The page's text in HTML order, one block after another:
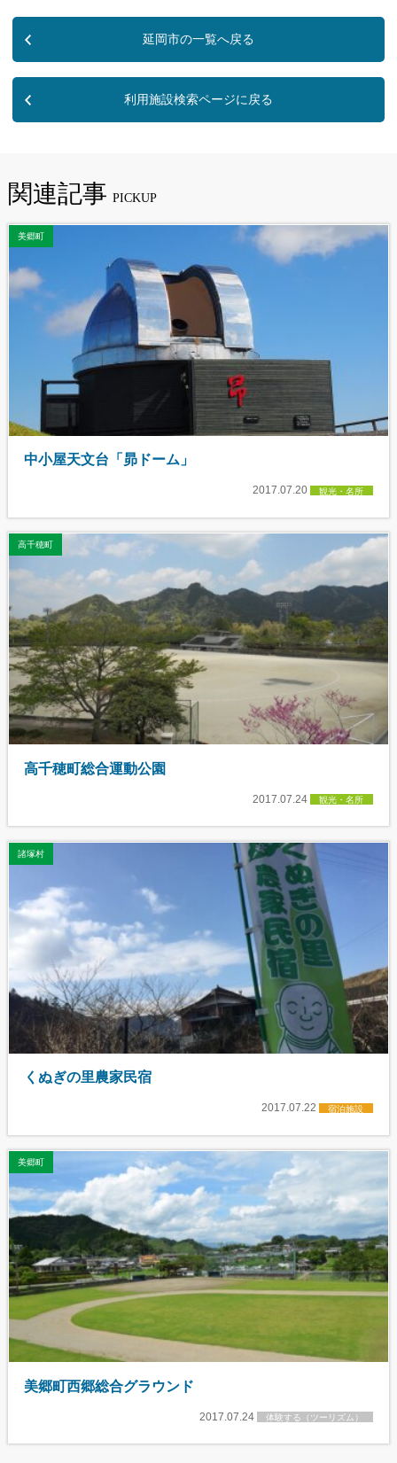
延岡市
利用施設検索ページに戻る
関連記事
美郷町
中小屋天文台「昴ドーム」
2017.07.20 観光・名所
高千穂町
高千穂町総合運動公園
2017.07.24 観光・名所
諸塚村
くぬぎの里農家民宿
2017.07.22 宿泊施設
美郷町
美郷町西郷総合グラウンド
2017.07.24 体験する（ツーリズム）